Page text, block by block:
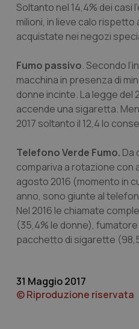
Soltanto nel 14,4% dei
milioni, in lieve calo
acquistate nei negozi
Fumo passivo. Secondo
macchina in presenza di
donne incinte. La legge del
accende una sigaretta.
2017 soltanto il 12,4 lo
Telefono Verde Fumo. Da
compariva a rotazione con
agosto 2016 (momento in
anno, sono giunte al
Nel 2016 le chiamate
(35,4% le donne),
pacchetto di sigarette
31 Maggio 2017
© Riproduzione riservata